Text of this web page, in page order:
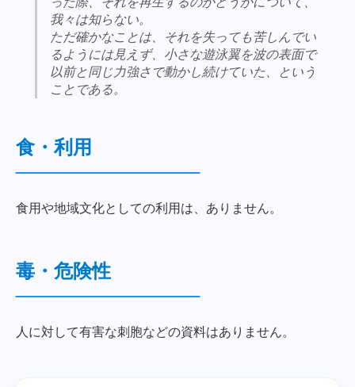
我々は知らない。
ただ確かなことは、それを失っても苦しんでい
るようには見えず、小さな遊泳翼を波の表面で
以前と同じ力強さで動かし続けていた、という
ことである。
食・利用
食用や地域文化としての利用は、ありません。
毒・危険性
人に対して有害な刺胞などの資料はありません。